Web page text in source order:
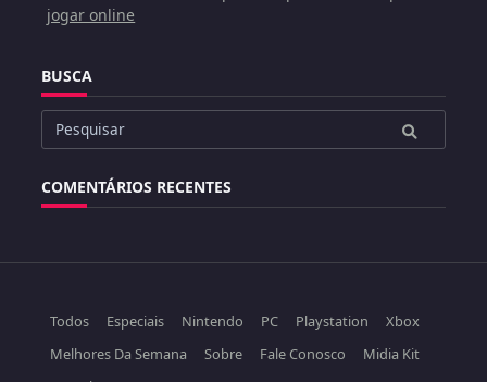
jogar online
BUSCA
Buscar
COMENTÁRIOS RECENTES
Todos Especiais Nintendo PC Playstation
Xbox
Melhores Da Semana
Sobre Fale Conosco
Midia Kit